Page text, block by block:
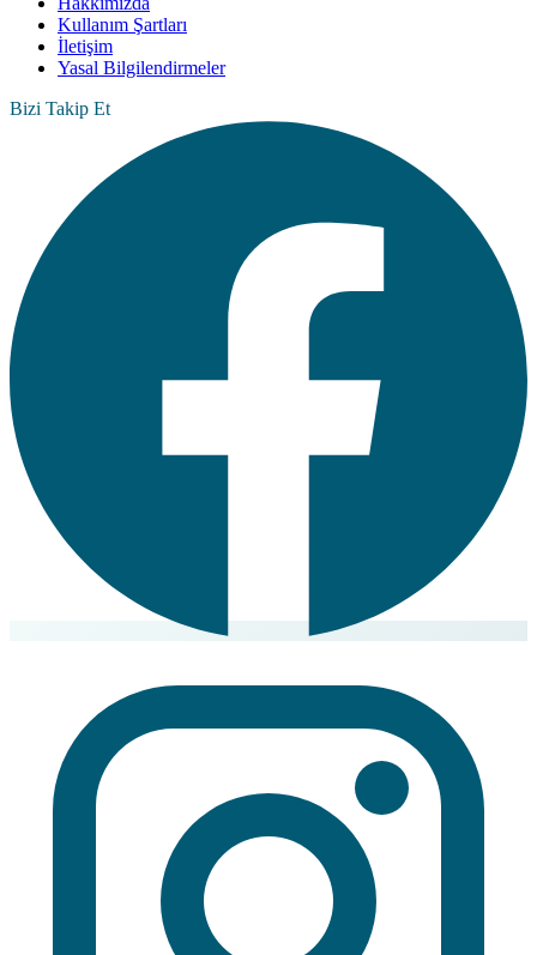
Kullanım Şartları
İletişim
Yasal Bilgilendirmeler
Bizi Takip Et